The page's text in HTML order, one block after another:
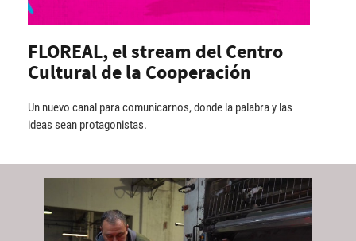
FLOREAL, el stream del Centro
Cultural de la Cooperación
Un nuevo canal para comunicarnos, donde la palabra y las
ideas sean protagonistas.